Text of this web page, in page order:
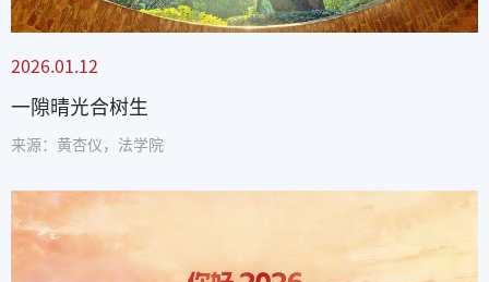
2026.01.12
一隙晴光合树生
来源：黄杏仪，法学院